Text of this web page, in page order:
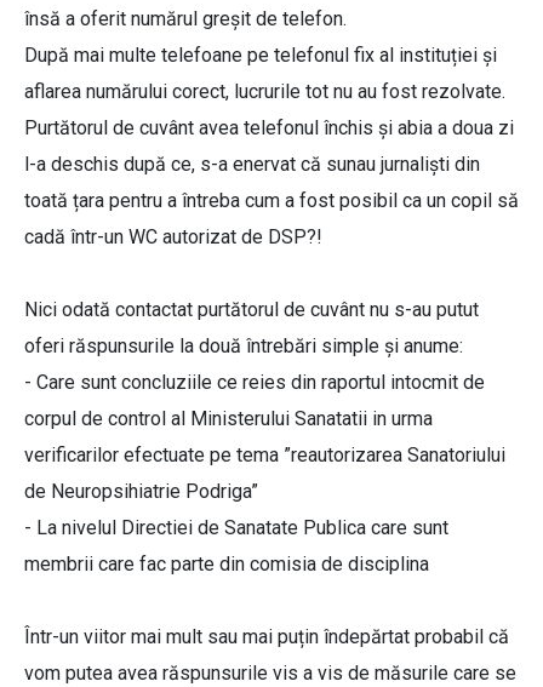
însă a oferit numărul greșit de telefon.
După mai multe telefoane pe telefonul fix al instituției și
aflarea numărului corect, lucrurile tot nu au fost rezolvate.
Purtătorul de cuvânt avea telefonul închis și abia a doua zi
l-a deschis după ce, s-a enervat că sunau jurnaliști din
toată țara pentru a întreba cum a fost posibil ca un copil să
cadă într-un WC autorizat de DSP?!
Nici odată contactat purtătorul de cuvânt nu s-au putut
oferi răspunsurile la două întrebări simple și anume:
- Care sunt concluziile ce reies din raportul intocmit de
corpul de control al Ministerului Sanatatii in urma
verificarilor efectuate pe tema ”reautorizarea Sanatoriului
de Neuropsihiatrie Podriga”
- La nivelul Directiei de Sanatate Publica care sunt
membrii care fac parte din comisia de disciplina
Într-un viitor mai mult sau mai puțin îndepărtat probabil că
vom putea avea răspunsurile vis a vis de măsurile care se